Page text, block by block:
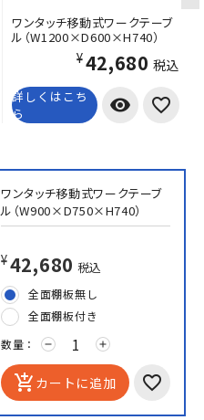
ワンタッチ移動式ワークテーブ
ル（W1200×D600×H740）
¥42,680 税込
詳しくはこち
ら
visibility
ワンタッチ移動式ワークテーブ
ル（W900×D750×H740）
¥42,680 税込
全面棚板無し
全面棚板付き
数量：
remove add
add_shopping_cart カートに追加